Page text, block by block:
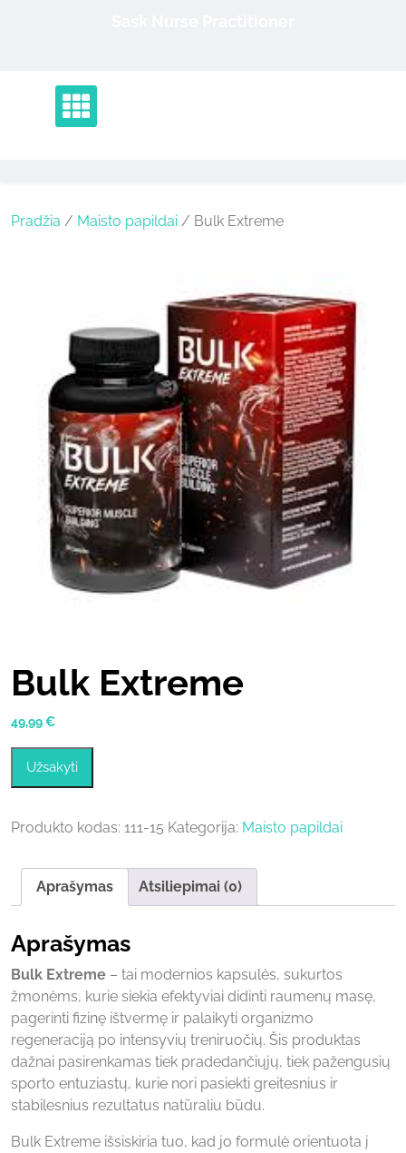
Pradžia / Maisto papildai / Bulk Extreme
Bulk Extreme
49,99€
Užsakyti
Produkto kodas: 111-15 Kategorija: Maisto papildai
Aprašymas Atsiliepimai (0)
Aprašymas
Bulk Extreme – tai modernios kapsulės, sukurtos
žmonėms, kurie siekia efektyviai didinti raumenų masę,
pagerinti fizinę ištvermę ir palaikyti organizmo
regeneraciją po intensyvių treniruočių. Šis produktas
dažnai pasirenkamas tiek pradedančiųjų, tiek pažengusių
sporto entuziastų, kurie nori pasiekti greitesnius ir
stabilesnius rezultatus natūraliu būdu.
Bulk Extreme išsiskiria tuo, kad jo formulė orientuota į